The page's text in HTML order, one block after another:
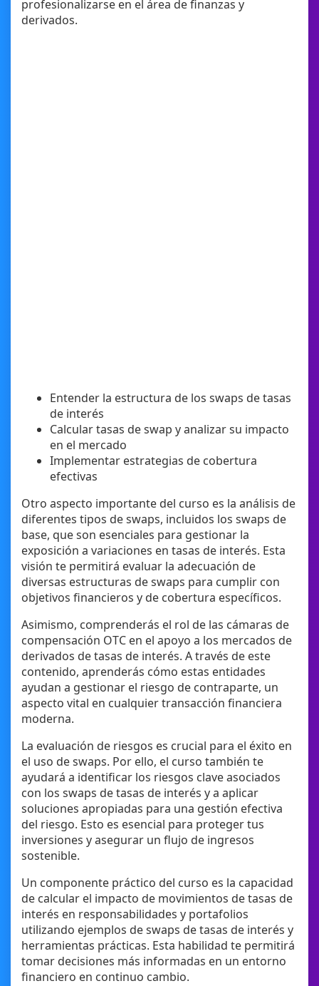
profesionalizarse en el área de finanzas y
derivados.
Entender la estructura de los swaps de tasas
de interés
Calcular tasas de swap y analizar su impacto
en el mercado
Implementar estrategias de cobertura
efectivas
Otro aspecto importante del curso es la análisis de
diferentes tipos de swaps, incluidos los swaps de
base, que son esenciales para gestionar la
exposición a variaciones en tasas de interés. Esta
visión te permitirá evaluar la adecuación de
diversas estructuras de swaps para cumplir con
objetivos financieros y de cobertura específicos.
Asimismo, comprenderás el rol de las cámaras de
compensación OTC en el apoyo a los mercados de
derivados de tasas de interés. A través de este
contenido, aprenderás cómo estas entidades
ayudan a gestionar el riesgo de contraparte, un
aspecto vital en cualquier transacción financiera
moderna.
La evaluación de riesgos es crucial para el éxito en
el uso de swaps. Por ello, el curso también te
ayudará a identificar los riesgos clave asociados
con los swaps de tasas de interés y a aplicar
soluciones apropiadas para una gestión efectiva
del riesgo. Esto es esencial para proteger tus
inversiones y asegurar un flujo de ingresos
sostenible.
Un componente práctico del curso es la capacidad
de calcular el impacto de movimientos de tasas de
interés en responsabilidades y portafolios
utilizando ejemplos de swaps de tasas de interés y
herramientas prácticas. Esta habilidad te permitirá
tomar decisiones más informadas en un entorno
financiero en continuo cambio.